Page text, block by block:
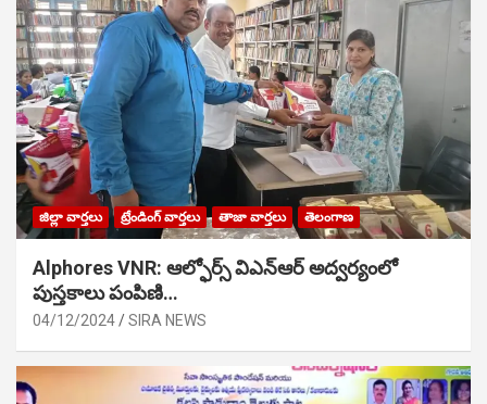
జిల్లా వార్తలు ట్రేండింగ్ వార్తలు తాజా వార్తలు తెలంగాణ
Alphores VNR: ఆల్ఫోర్స్ విఎన్ఆర్ అద్వర్యంలో
పుస్తకాలు పంపిణి…
04/12/2024 SIRA NEWS